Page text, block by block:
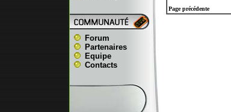
Forum
Partenaires
Equipe
Contacts
Page précédente